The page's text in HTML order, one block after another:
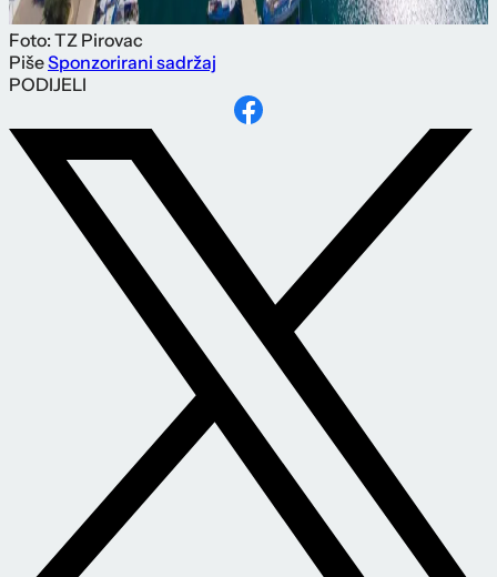
Foto: TZ Pirovac
PišeSponzorirani sadržaj
PODIJELI